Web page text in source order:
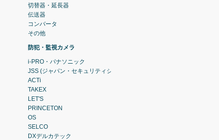
切替器・延長器
伝送器
コンバータ
その他
防犯・監視カメラ
i-PRO・パナソニック
JSS (ジャパン・セキュリティシステム)
ACTi
TAKEX
LET'S
PRINCETON
OS
SELCO
DXデルカテック